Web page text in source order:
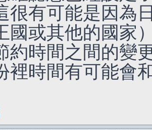
很有可能是因為
國或其他的國家
約時間之間的變
裡時間有可能會